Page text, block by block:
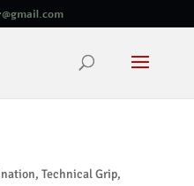
, Technical Grip,